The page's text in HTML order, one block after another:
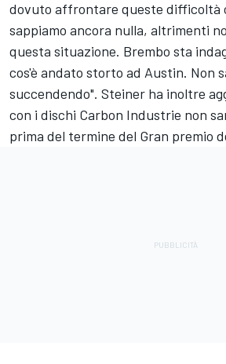
dovuto affrontare queste difficoltà
sappiamo ancora nulla, altrimenti
questa situazione. Brembo sta
cos'è andato storto ad Austin. Non
succendendo". Steiner ha inoltre
con i dischi Carbon Industrie non
prima del termine del Gran premio